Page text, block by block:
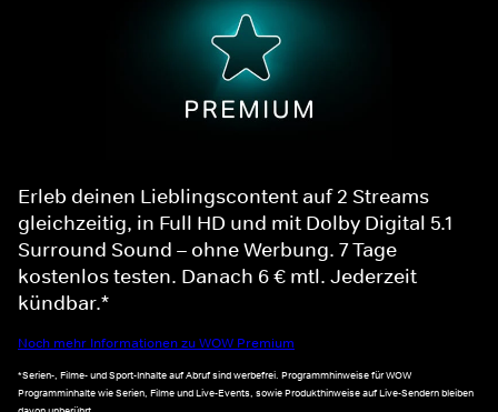
Erleb deinen Lieblingscontent auf 2 Streams
gleichzeitig, in Full HD und mit Dolby Digital 5.1
Surround Sound – ohne Werbung. 7 Tage
kostenlos testen. Danach 6 € mtl. Jederzeit
kündbar.*
Noch mehr Informationen zu WOW Premium
*Serien-, Filme- und Sport-Inhalte auf Abruf sind werbefrei. Programmhinweise für WOW
Programminhalte wie Serien, Filme und Live-Events, sowie Produkthinweise auf Live-Sendern bleiben